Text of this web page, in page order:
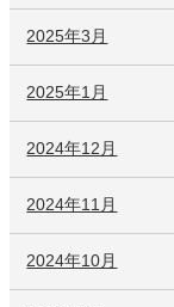
2025年3月
2025年1月
2024年12月
2024年11月
2024年10月